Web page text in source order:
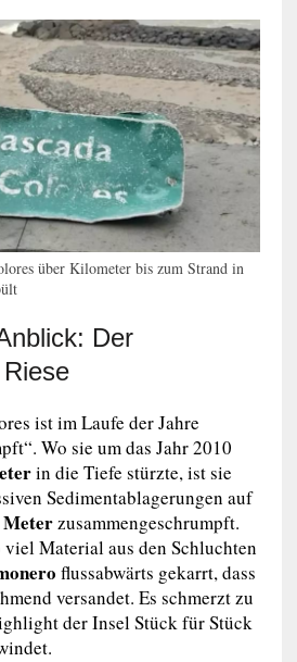
über Kilometer bis zum Strand in
Der
ist im Laufe der Jahre
Wo sie um das Jahr 2010
in die Tiefe stürzte, ist sie
Sedimentablagerungen auf
Meterzusammengeschrumpft.
Material aus den Schluchten
flussabwärts gekarrt, dass
versandet. Es schmerzt zu
der Insel Stück für Stück